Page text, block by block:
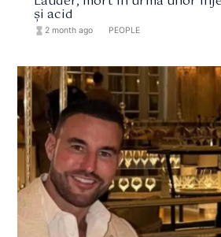
și acid
hourglass_full 2 month ago PEOPLE